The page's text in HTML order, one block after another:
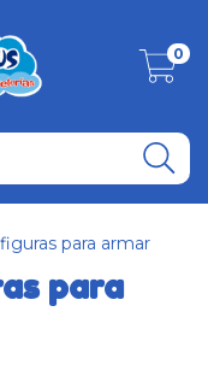
0
para armar
para